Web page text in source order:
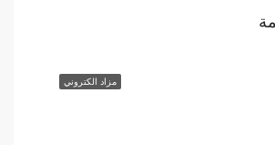
مزاد الكتروني